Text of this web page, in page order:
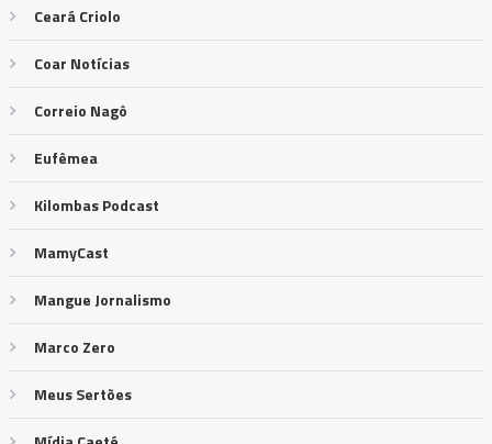
Ceará Criolo
Coar Notícias
Correio Nagô
Eufêmea
Kilombas Podcast
MamyCast
Mangue Jornalismo
Marco Zero
Meus Sertões